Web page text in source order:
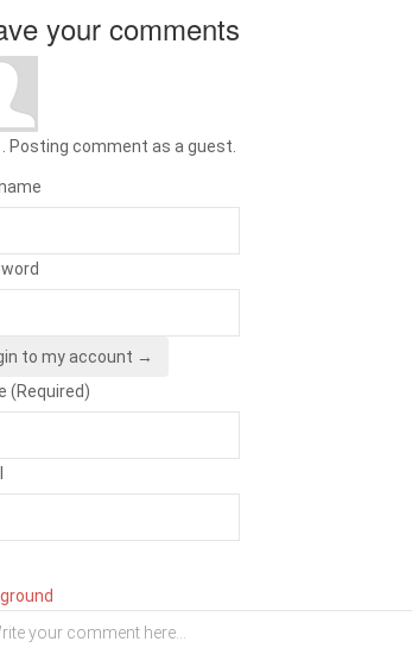
your comments
Posting comment as a guest.
to my account →
(Required)